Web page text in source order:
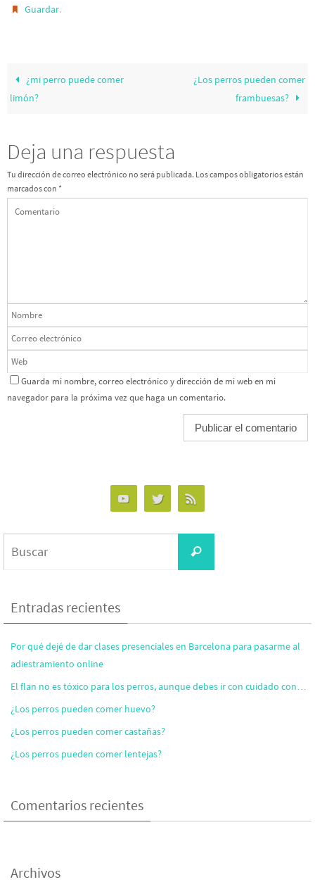
Guardar.
¿mi perro puede comer
limón?
¿Los perros pueden comer
frambuesas?
Deja una respuesta
Tu dirección de correo electrónico no será publicada. Los campos obligatorios están
marcados con *
Guarda mi nombre, correo electrónico y dirección de mi web en mi
navegador para la próxima vez que haga un comentario.
Entradas recientes
Por qué dejé de dar clases presenciales en Barcelona para pasarme al
adiestramiento online
El flan no es tóxico para los perros, aunque debes ir con cuidado con…
¿Los perros pueden comer huevo?
¿Los perros pueden comer castañas?
¿Los perros pueden comer lentejas?
Comentarios recientes
Archivos